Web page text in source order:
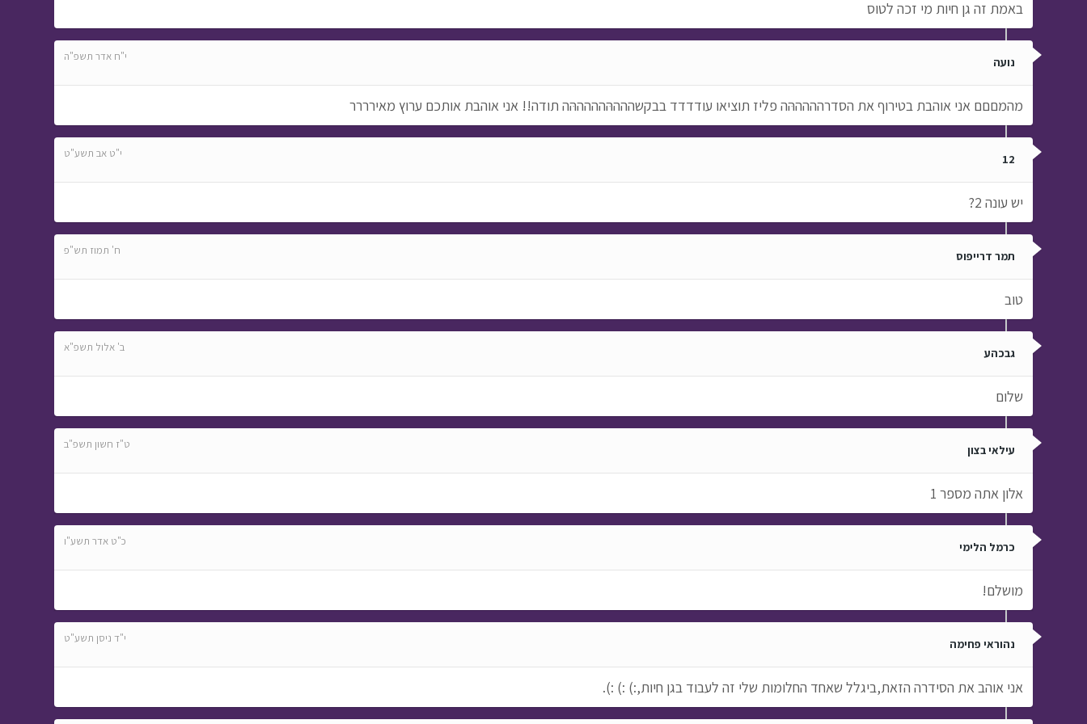
באמת זה גן חיות מי זכה לטוס
נועה י"ח אדר תשפ"ה
מהמםםם אני אוהבת בטירוף את הסדרהההההּה פליז תוציאו עודדדד בבקשההההּהההההּה תודה!! אני אוהבת אותכם ערוץ מאירררר
12 י"ט אב תשע"ט
יש עונה 2?
תמר דרייפוס ח' תמוז תש"פ
טוב
גבכהע ב' אלול תשפ"א
שלום
עילאי בצון ט"ז חשון תשפ"ב
אלון אתה מספר 1
כרמל הלימי כ"ט אדר תשע"ו
מושלם!
נהוראי פחימה י"ד ניסן תשע"ט
אני אוהב את הסידרה הזאת,ביגלל שאחד החלומות שלי זה לעבוד בגן חיות,:) :) :).